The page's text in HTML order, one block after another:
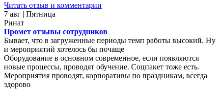
Читать отзыв и комментарии
7 авг | Пятница
Ринат
Промет отзывы сотрудников
Бывает, что в загруженные периоды темп работы высокий. Ну
и мероприятий хотелось бы почаще
Оборудование в основном современное, если появляются
новые процессы, проводят обучение. Соцпакет тоже есть.
Мероприятия проводят, корпоративы по праздникам, всегда
здорово